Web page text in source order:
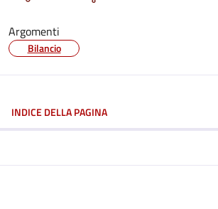
Argomenti
Bilancio
INDICE DELLA PAGINA